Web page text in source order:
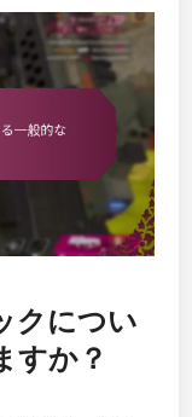
クについ
すか？